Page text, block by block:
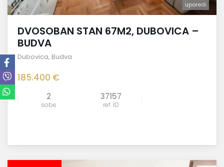
uporedi
DVOSOBAN STAN 67M2, DUBOVICA –
BUDVA
Dubovica, Budva
185.400 €
2
sobe
37157
ref. ID